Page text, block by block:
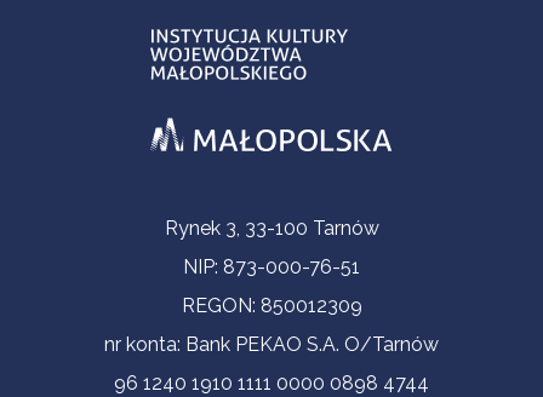
Informacje kontaktoweRynek 3, 33-100 Tarnów
NIP: 873-000-76-51
REGON: 850012309
nr konta: Bank PEKAO S.A. O/Tarnów
96 1240 1910 1111 0000 0898 4744